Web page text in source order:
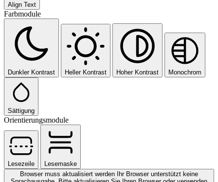
Align Text
Farbmodule
Dunkler Kontrast Heller Kontrast Hoher Kontrast Monochrom
Sättigung
Orientierungsmodule
Lesezeile
Lesemaske
Browser muss aktualisiert werden
Ihr Browser unterstützt keine